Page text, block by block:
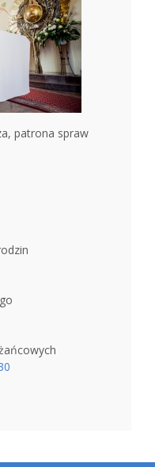
patrona spraw